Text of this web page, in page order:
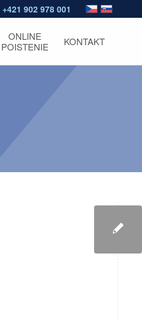
+421 902 978 001
ONLINE
POISTENIE
KONTAKT